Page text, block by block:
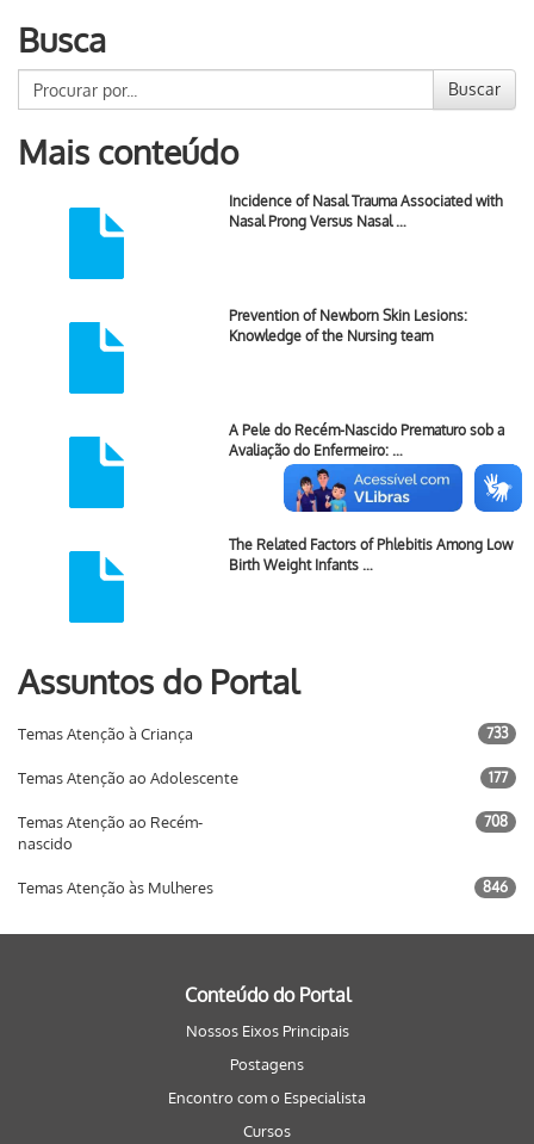
Busca
Buscar
Mais conteúdo
Incidence of Nasal Trauma Associated with
Nasal Prong Versus Nasal …
Prevention of Newborn Skin Lesions:
Knowledge of the Nursing team
A Pele do Recém-Nascido Prematuro sob a
Avaliação do Enfermeiro: …
The Related Factors of Phlebitis Among Low
Birth Weight Infants …
Assuntos do Portal
Temas Atenção à Criança 733
Temas Atenção ao Adolescente 177
Temas Atenção ao Recém-
nascido
708
Temas Atenção às Mulheres 846
Conteúdo do Portal
Nossos Eixos Principais
Postagens
Encontro com o Especialista
Cursos